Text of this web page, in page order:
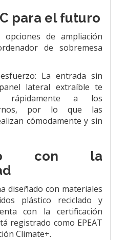
para el futuro
opciones de ampliación
de sobremesa
La entrada sin
lateral extraíble te
rápidamente a los
por lo que las
cómodamente y sin
con la
diseñado con materiales
plástico reciclado y
con la certificación
registrado como EPEAT
Climate+.